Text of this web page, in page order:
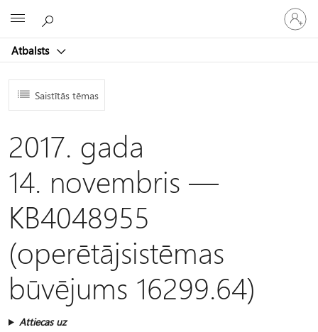
Atbalsts
savā
kontā
Saistītās tēmas
2017. gada
14. novembris —
KB4048955
(operētājsistēmas
būvējums 16299.64)
Attiecas uz